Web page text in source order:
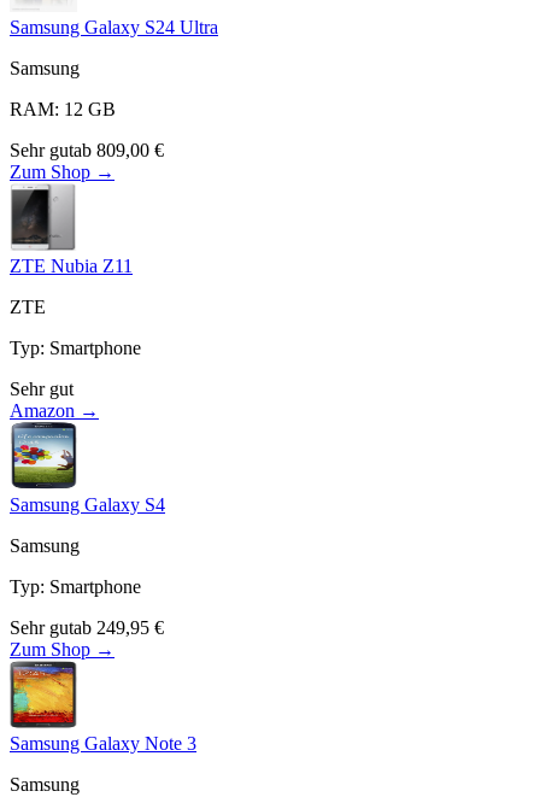
Samsung Galaxy S24 Ultra
Samsung
RAM: 12 GB
Sehr gutab 809,00 €
Zum Shop →
ZTE Nubia Z11
ZTE
Typ: Smartphone
Sehr gut
Amazon →
Samsung Galaxy S4
Samsung
Typ: Smartphone
Sehr gutab 249,95 €
Zum Shop →
Samsung Galaxy Note 3
Samsung